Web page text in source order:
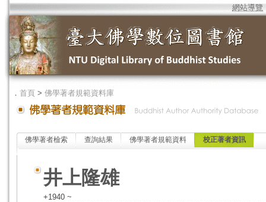
網站導覽
． 首頁 > 佛學著者規範資料庫
佛學著者檢索 查詢結果 佛學著者規範資料 校正著者資訊
井上隆雄
+1940 ~